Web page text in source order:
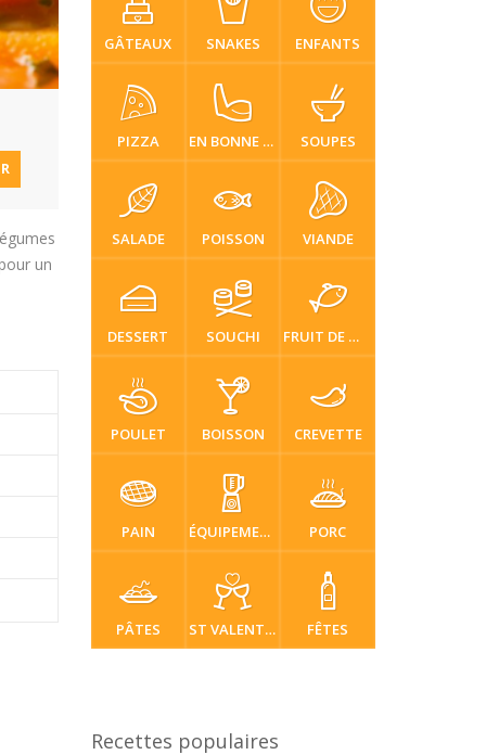
un
GÂTEAUX SNAKES ENFANTS
PIZZA EN BONNE SANTÉ SOUPES
SALADE POISSON VIANDE
DESSERT SOUCHI FRUIT DE MER
POULET BOISSON CREVETTE
PAIN ÉQUIPEMENT PORC
PÂTES ST VALENTIN FÊTES
Recettes populaires